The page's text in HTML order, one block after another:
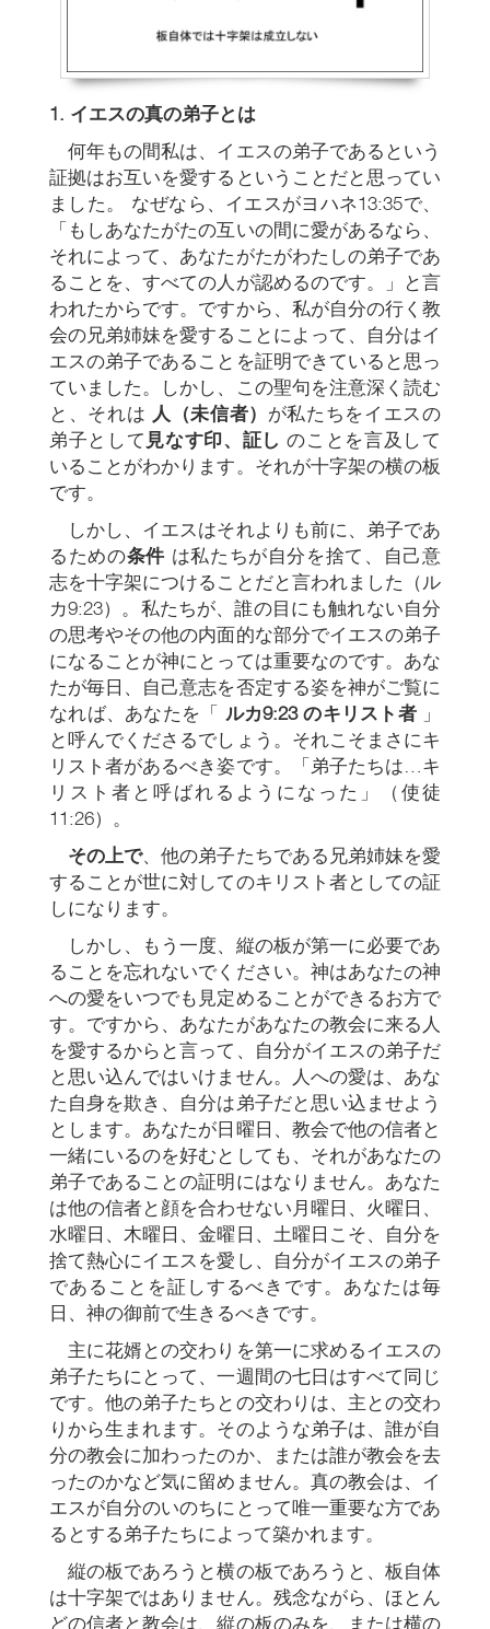
1. イエスの真の弟子とは
何年もの間私は、イエスの弟子であるという
証拠はお互いを愛するということだと思ってい
ました。 なぜなら、イエスがヨハネ13:35で、
「もしあなたがたの互いの間に愛があるなら、
それによって、あなたがたがわたしの弟子であ
ることを、すべての人が認めるのです。」と言
われたからです。ですから、私が自分の行く教
会の兄弟姉妹を愛することによって、自分はイ
エスの弟子であることを証明できていると思っ
ていました。しかし、この聖句を注意深く読む
と、それは 人（未信者） が私たちをイエスの
弟子として 見なす印、証し のことを言及して
いることがわかります。それが十字架の横の板
です。
しかし、イエスはそれよりも前に、弟子であ
るための条件 は私たちが自分を捨て、自己意
志を十字架につけることだと言われました（ル
カ9:23）。私たちが、誰の目にも触れない自分
の思考やその他の内面的な部分でイエスの弟子
になることが神にとっては重要なのです。あな
たが毎日、自己意志を否定する姿を神がご覧に
なれば、あなたを「 ルカ9:23 のキリスト者」
と呼んでくださるでしょう。それこそまさにキ
リスト者があるべき姿です。「弟子たちは…キ
リスト者と呼ばれるようになった」（使徒
11:26）。
その上で、他の弟子たちである兄弟姉妹を愛
することが世に対してのキリスト者としての証
しになります。
しかし、もう一度、縦の板が第一に必要であ
ることを忘れないでください。神はあなたの神
への愛をいつでも見定めることができるお方で
す。ですから、あなたがあなたの教会に来る人
を愛するからと言って、自分がイエスの弟子だ
と思い込んではいけません。人への愛は、あな
た自身を欺き、自分は弟子だと思い込ませよう
とします。あなたが日曜日、教会で他の信者と
一緒にいるのを好むとしても、それがあなたの
弟子であることの証明にはなりません。あなた
は他の信者と顔を合わせない月曜日、火曜日、
水曜日、木曜日、金曜日、土曜日こそ、自分を
捨て熱心にイエスを愛し、自分がイエスの弟子
であることを証しするべきです。あなたは毎
日、神の御前で生きるべきです。
主に花婿との交わりを第一に求めるイエスの
弟子たちにとって、一週間の七日はすべて同じ
です。他の弟子たちとの交わりは、主との交わ
りから生まれます。そのような弟子は、誰が自
分の教会に加わったのか、または誰が教会を去
ったのかなど気に留めません。真の教会は、イ
エスが自分のいのちにとって唯一重要な方であ
るとする弟子たちによって築かれます。
縦の板であろうと横の板であろうと、板自体
は十字架ではありません。残念ながら、ほとん
どの信者と教会は、縦の板のみを、または横の